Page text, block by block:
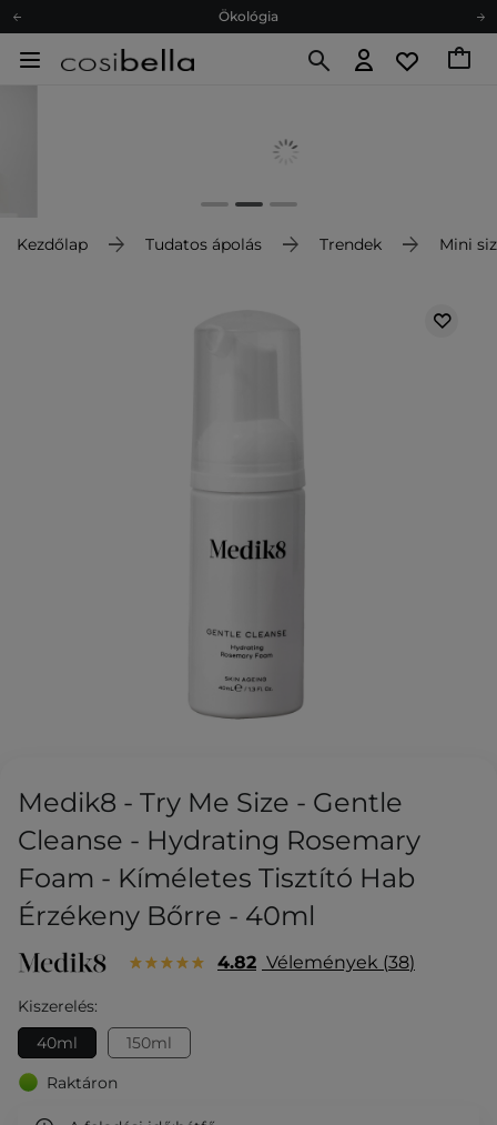
Ökológia
Ökológia
Kezdőlap Tudatos ápolás Trendek Mini
Medik8 - Try Me Size - Gentle
Cleanse - Hydrating Rosemary
Foam - Kíméletes Tisztító Hab
Érzékeny Bőrre - 40ml
4.82 Vélemények 38
Kiszerelés:
40ml
150ml
Raktáron